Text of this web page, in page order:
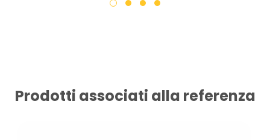
Prodotti associati alla referenza